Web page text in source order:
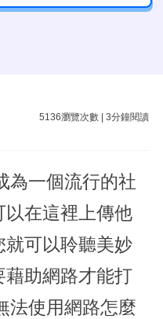
5136瀏覽次數 |3分鐘閱讀
為一個流行的社
在這裡上傳他
可以聆聽美妙
藉助網路才能打
法使用網路怎麼